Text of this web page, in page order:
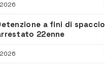
2026
a fini di spaccio
22enne
2026